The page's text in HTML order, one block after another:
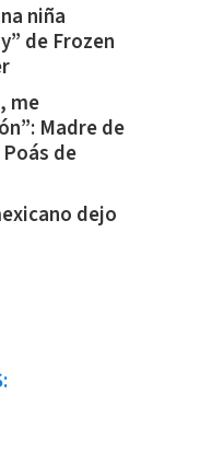
niña
de Frozen
me
Madre de
de
dejo